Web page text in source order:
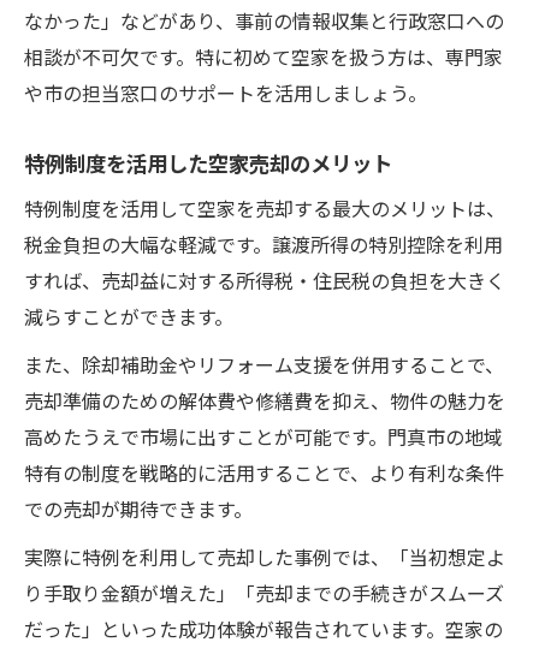
なかった」などがあり、事前の情報収集と行政窓口への
相談が不可欠です。特に初めて空家を扱う方は、専門家
や市の担当窓口のサポートを活用しましょう。
特例制度を活用した空家売却のメリット
特例制度を活用して空家を売却する最大のメリットは、
税金負担の大幅な軽減です。譲渡所得の特別控除を利用
すれば、売却益に対する所得税・住民税の負担を大きく
減らすことができます。
また、除却補助金やリフォーム支援を併用することで、
売却準備のための解体費や修繕費を抑え、物件の魅力を
高めたうえで市場に出すことが可能です。門真市の地域
特有の制度を戦略的に活用することで、より有利な条件
での売却が期待できます。
実際に特例を利用して売却した事例では、「当初想定よ
り手取り金額が増えた」「売却までの手続きがスムーズ
だった」といった成功体験が報告されています。空家の